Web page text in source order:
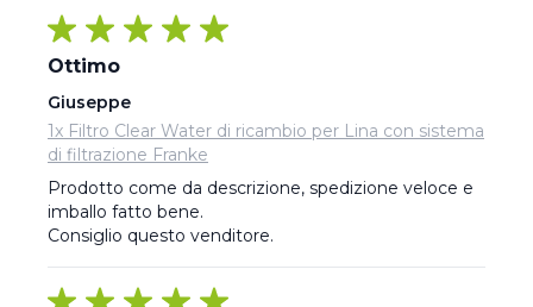
Ottimo
Giuseppe
1x Filtro Clear Water di ricambio per Lina con sistema
di filtrazione Franke
Prodotto come da descrizione, spedizione veloce e
imballo fatto bene.
Consiglio questo venditore.